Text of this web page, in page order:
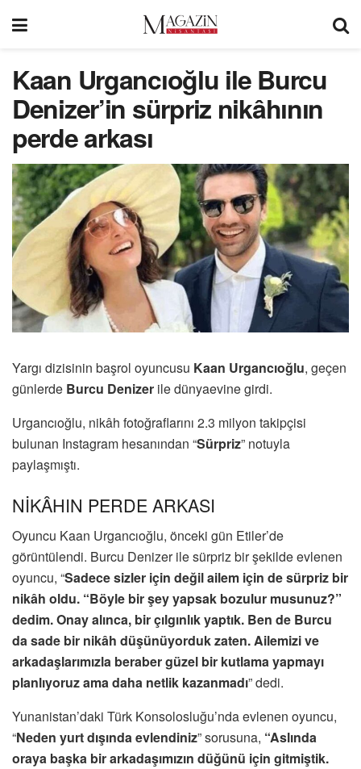
Kaan Urgancıoğlu ile Burcu
Denizer’in sürpriz nikâhının
perde arkası
Yargı dizisinin başrol oyuncusu Kaan Urgancıoğlu, geçen
günlerde Burcu Denizer ile dünyaevine girdi.
Urgancıoğlu, nikâh fotoğraflarını 2.3 milyon takipçisi
bulunan Instagram hesanından “Sürpriz” notuyla
paylaşmıştı.
NİKÂHIN PERDE ARKASI
Oyuncu Kaan Urgancıoğlu, önceki gün Etiler’de
görüntülendi. Burcu Denizer ile sürpriz bir şekilde evlenen
oyuncu, “Sadece sizler için değil ailem için de sürpriz bir
nikâh oldu. “Böyle bir şey yapsak bozulur musunuz?”
dedim. Onay alınca, bir çılgınlık yaptık. Ben de Burcu
da sade bir nikâh düşünüyorduk zaten. Ailemizi ve
arkadaşlarımızla beraber güzel bir kutlama yapmayı
planlıyoruz ama daha netlik kazanmadı” dedi.
Yunanistan’daki Türk Konsolosluğu’nda evlenen oyuncu,
“Neden yurt dışında evlendiniz” sorusuna, “Aslında
oraya başka bir arkadaşımızın düğünü için gitmiştik.